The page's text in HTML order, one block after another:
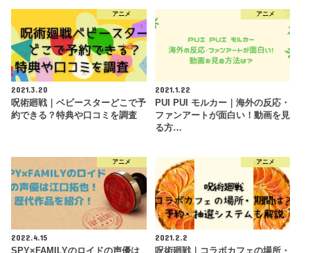
アニメ
2021.3.20
呪術廻戦｜ベビースターどこで予
約できる？特典や口コミを調査
アニメ
2021.1.22
PUI PUI モルカー｜海外の反応・
ファンアートが面白い！動画を見
る方…
アニメ
2022.4.15
SPY×FAMILYのロイドの声優は
アニメ
2021.2.2
呪術廻戦｜コラボカフェの場所・